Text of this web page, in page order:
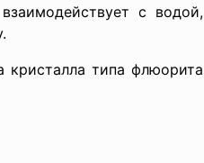
с водой,
типа флюорита